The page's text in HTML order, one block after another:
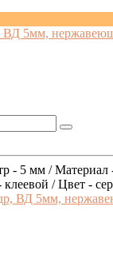
5мм,
- 5 мм / Материал
/ Цвет -